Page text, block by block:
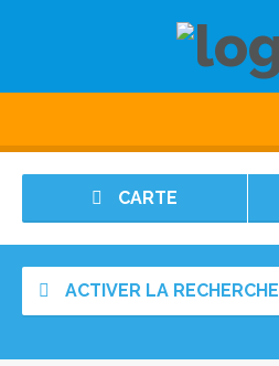
CARTE
ACTIVER LA RECHERCHE